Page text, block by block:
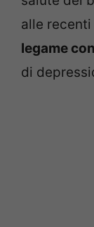
alle
legame
di